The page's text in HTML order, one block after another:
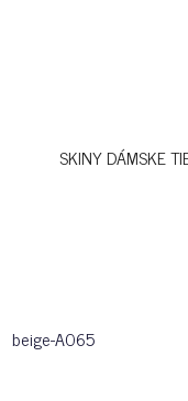
SKINY DÁMSKE
beige-A065